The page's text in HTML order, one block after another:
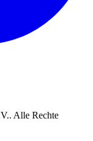
Alle Rechte